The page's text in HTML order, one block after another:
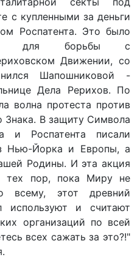
с купленными за деньги
Роспатента. Это было
для борьбы с
Движении, со
Шапошниковой -
Дела Рерихов. По
волна протеста против
Знака. В защиту Символа
Роспатента писали
Нью-Йорка и Европы, а
Родины. И эта акция
тех пор, пока Миру не
всему, этот древний
используют и считают
организаций по всей
всех сажать за это?!"